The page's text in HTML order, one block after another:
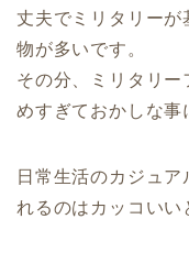
丈夫でミリタリーが
物が多いです。
その分、ミリタリ
めすぎておかしな
日常生活のカジュ
れるのはカッコいい